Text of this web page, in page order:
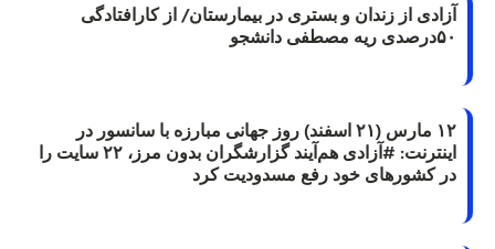
از زندان و بستری در بیمارستان/ از کارافتادگی
۱۲ مارس (۲۱ اسفند) روز جهانی مبارزه با سانسور در
اینترنت: #آزادی هم‌آیند گزارشگران‌ بدون مرز، ۲۲ سایت را
کشورهای خود رفع مسدودیت کرد